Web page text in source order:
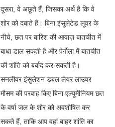
दूसरा, वे अछूते हैं, जिसका अर्थ है कि वे
शोर को दबाते हैं। बिना इंसुलेटेड लूवर के
नीचे, छत पर बारिश की आवाज़ बातचीत में
बाधा डाल सकती है और पेर्गोला में बातचीत
की शांति को बर्बाद कर सकती है।
सनलीवर इंसुलेशन डबल लेयर लाउवर
मौसम की परवाह किए बिना एल्यूमीनियम छत
के वर्षा जल के शोर को अवशोषित कर
सकते हैं, ताकि आप वहां बाहर शांति का